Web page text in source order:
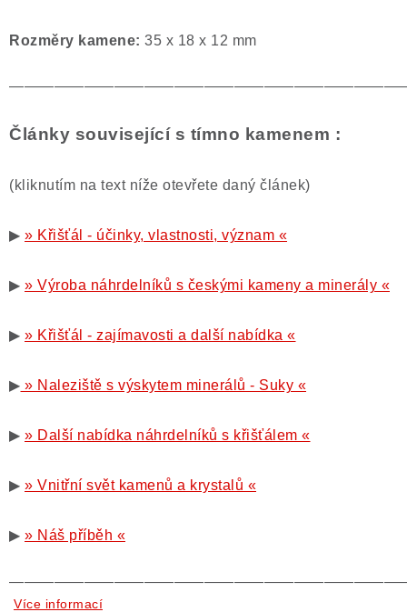
Rozměry kamene: 35 x 18 x 12 mm
Články související s tímno kamenem :
(kliknutím na text níže otevřete daný článek)
▶ » Křišťál - účinky, vlastnosti, význam «
▶ » Výroba náhrdelníků s českými kameny a minerály «
▶ » Křišťál - zajímavosti a další nabídka «
▶ » Naleziště s výskytem minerálů - Suky «
▶ » Další nabídka náhrdelníků s křišťálem «
▶ » Vnitřní svět kamenů a krystalů «
▶ » Náš příběh «
Více informací